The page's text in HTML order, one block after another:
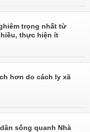
trọng nhất từ
thực hiện ít
hơn do cách ly xã
sống quanh Nhà